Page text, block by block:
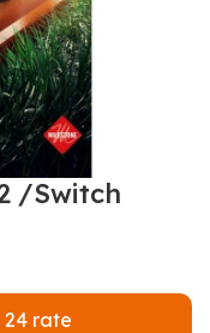
/Switch
rate